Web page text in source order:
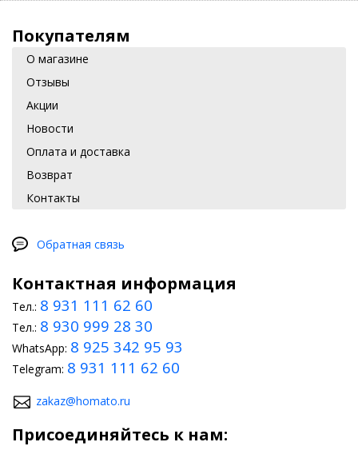
Покупателям
О магазине
Отзывы
Акции
Новости
Оплата и доставка
Возврат
Контакты
Обратная связь
Контактная информация
Тел.: 8 931 111 62 60
Тел.: 8 930 999 28 30
WhatsApp: 8 925 342 95 93
Telegram: 8 931 111 62 60
zakaz@homato.ru
Присоединяйтесь к нам: